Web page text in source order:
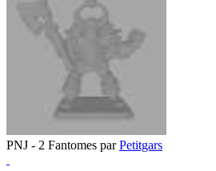
PNJ - 2 Fantomes parPetitgars